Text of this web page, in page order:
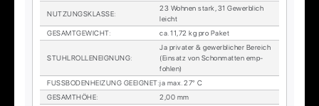
NUT­ZUNGS­KLAS­SE:
23 Woh­nen stark, 31 Ge­werb­lich
leicht
GE­SAMT­GE­WICHT: ca. 11,72 kg pro Pa­ket
STUHL­ROL­LEN­EIG­NUNG:
Ja pri­va­ter & ge­werb­li­cher Be­reich
(Ein­satz von Schon­mat­ten emp­
foh­len)
FUSS­BO­DEN­HEI­ZUNG GE­EIG­NET:ja max. 27° C
GE­SAMT­HÖ­HE:
2,00 mm